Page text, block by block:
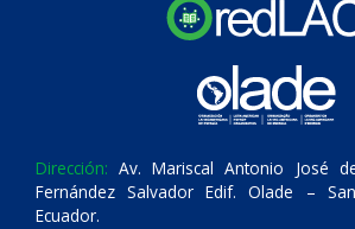
Dirección: Av. Mariscal Antonio José
Fernández Salvador Edif. Olade –
Ecuador.